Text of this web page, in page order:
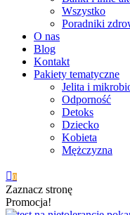
Wszystko
Poradniki
O nas
Blog
Kontakt
Pakiety tematyczne
Jelita i
Odporność
Detoks
Dziecko
Kobieta
Mężczyzna
0
Zaznacz stronę
Promocja!